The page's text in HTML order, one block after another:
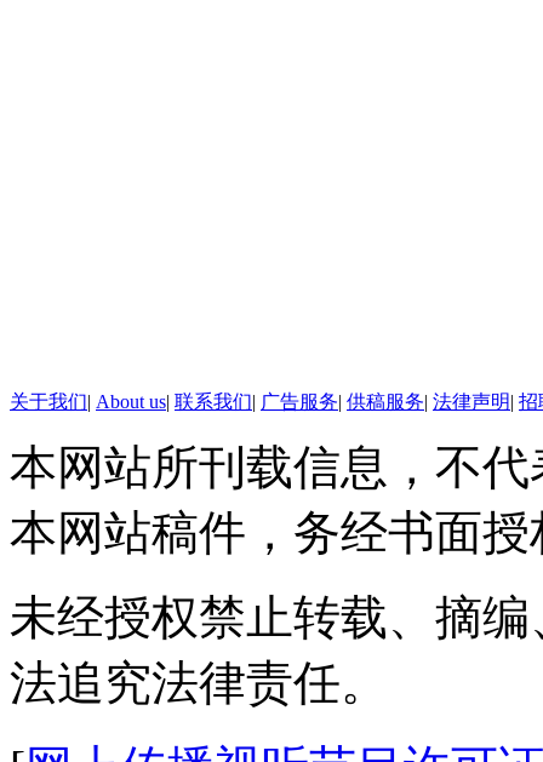
非常隐蔽，多亏小狗“呼唤”才令
【加拿大公司5吨冰块雕汽
近日，加拿大一冰雕团队用
汽车”，这辆汽车使用了正常汽
牌”、“空气净化器”等部件一应
【美国科学家研发"水下翻
关于我们| About us| 联系我们| 广告服务| 供稿服务| 法律声明| 招
本网站所刊载信息，不
本网站稿件，务经书面授
未经授权禁止转载、摘
法追究法律责任。